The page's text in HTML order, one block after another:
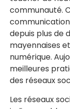
communauté.
depuis plus de
mayennaises
numérique.
meilleures
des réseaux
Les réseaux